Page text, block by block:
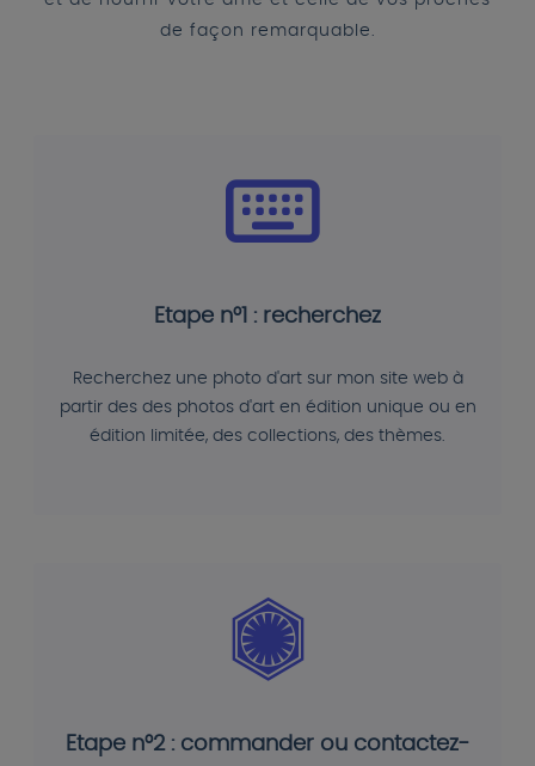
de façon remarquable.
Etape n°1 : recherchez
Recherchez une photo d'art sur mon site web à
partir des des photos d'art en édition unique ou en
édition limitée, des collections, des thèmes.
Etape n°2 : commander ou contactez-